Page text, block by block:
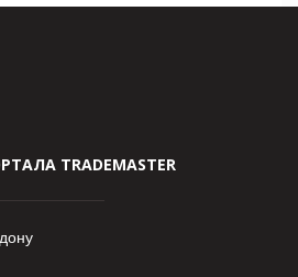
TRADEMASTER